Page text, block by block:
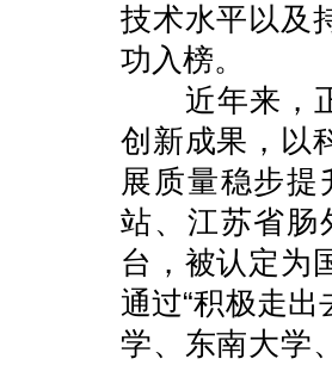
技术水平以及
功入榜。
近年来，正
创新成果，以
展质量稳步
站、江苏省肠
台，被认定为
通过“积极走
学、东南大学